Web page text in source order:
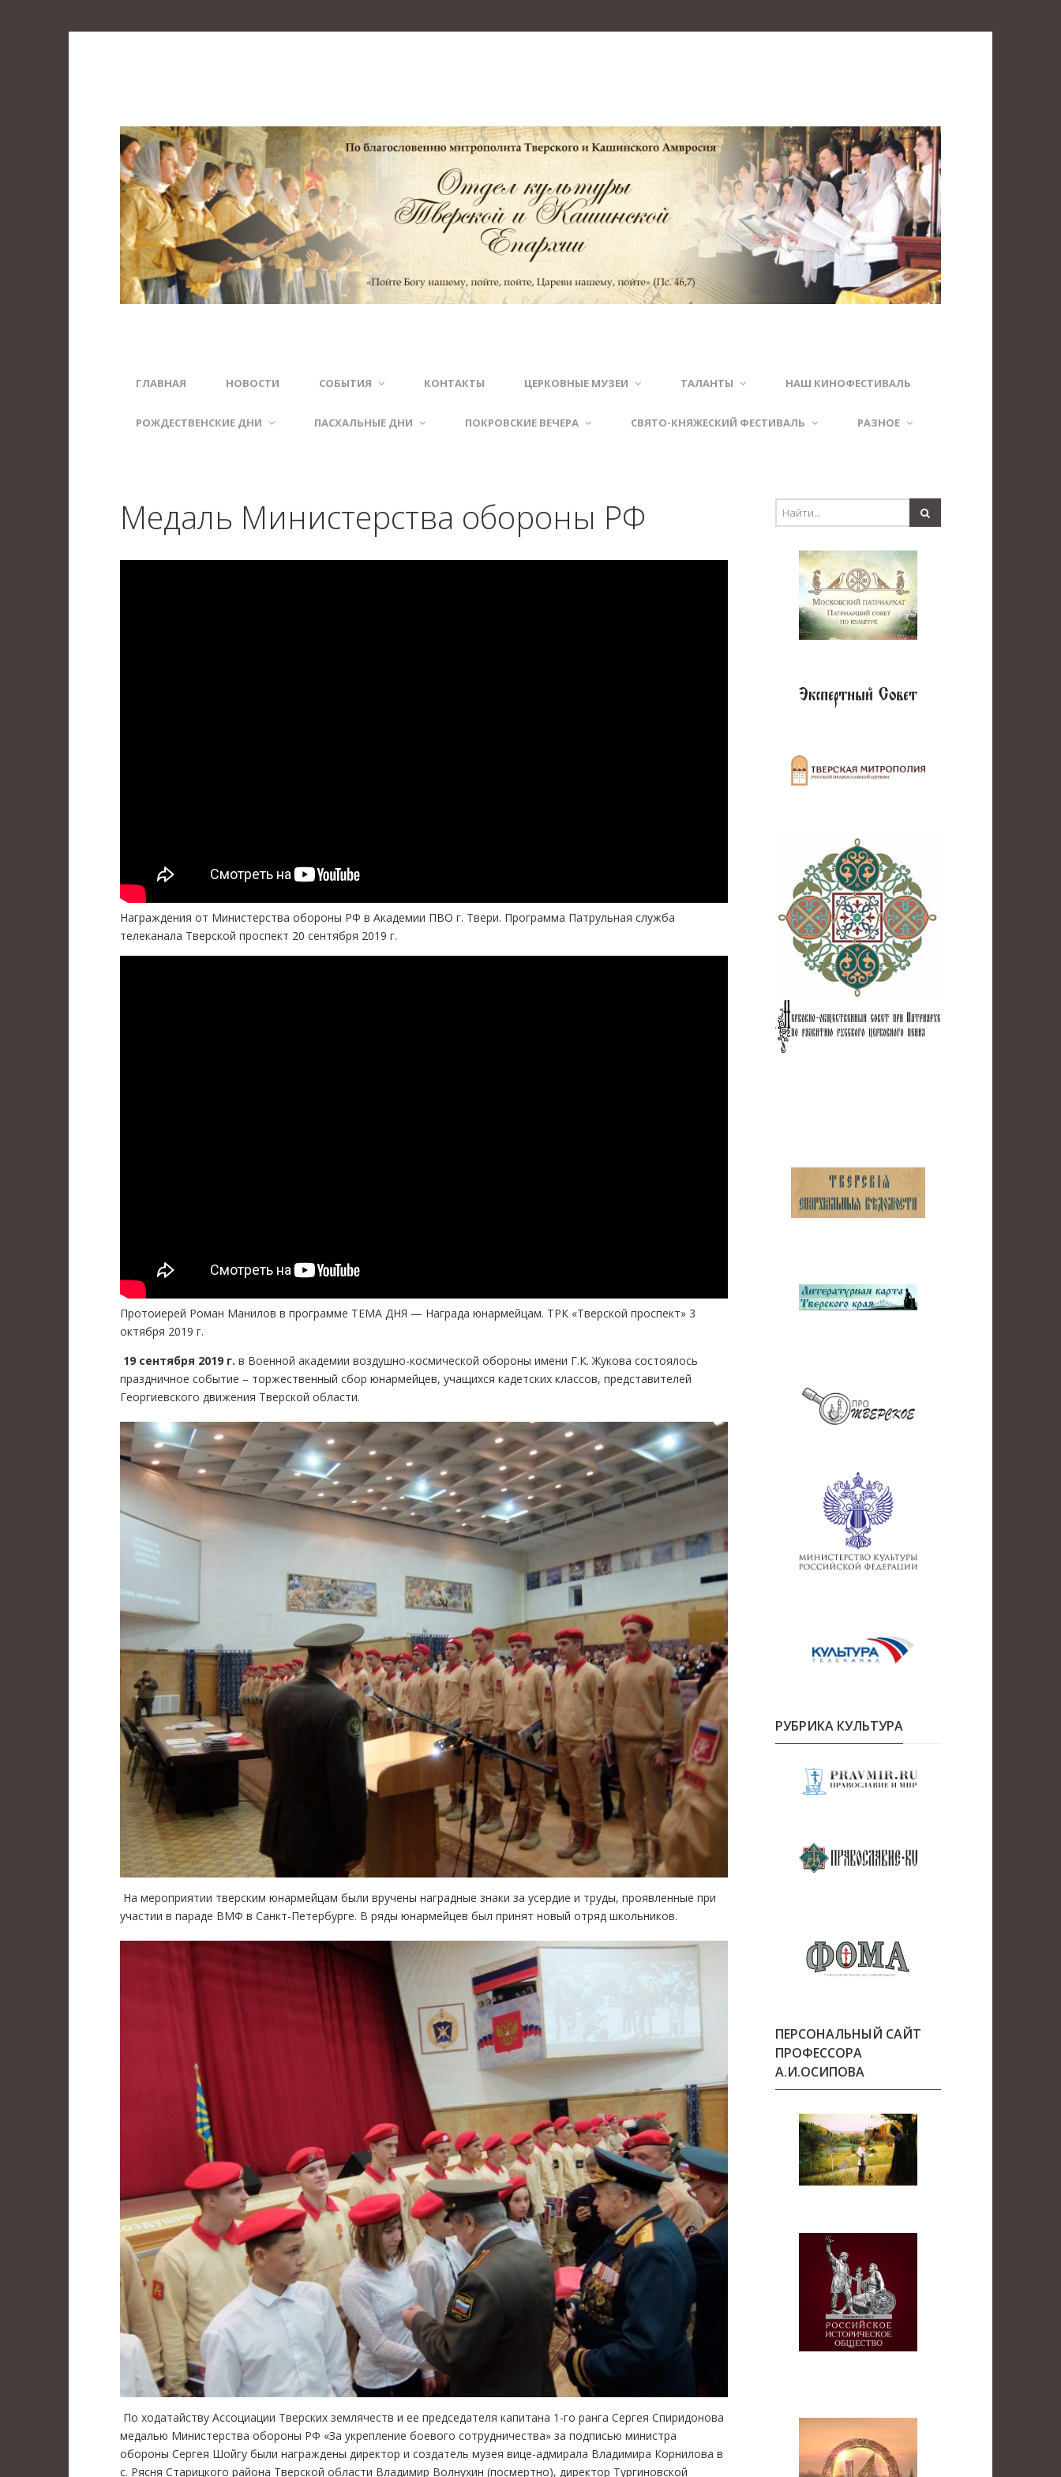
ГЛАВНАЯ НОВОСТИ СОБЫТИЯ КОНТАКТЫ ЦЕРКОВНЫЕ МУЗЕИ ТАЛАНТЫ НАШ КИНОФЕСТИВАЛЬ
РОЖДЕСТВЕНСКИЕ ДНИ ПАСХАЛЬНЫЕ ДНИ ПОКРОВСКИЕ ВЕЧЕРА СВЯТО-КНЯЖЕСКИЙ ФЕСТИВАЛЬ РАЗНОЕ
Медаль Министерства обороны РФ
Награждения от Министерства обороны РФ в Академии ПВО г. Твери. Программа Патрульная служба
телеканала Тверской проспект 20 сентября 2019 г.
Протоиерей Роман Манилов в программе ТЕМА ДНЯ — Награда юнармейцам. ТРК «Тверской проспект» 3
октября 2019 г.
19 сентября 2019 г. в Военной академии воздушно-космической обороны имени Г.К. Жукова состоялось
праздничное событие – торжественный сбор юнармейцев, учащихся кадетских классов, представителей
Георгиевского движения Тверской области.
На мероприятии тверским юнармейцам были вручены наградные знаки за усердие и труды, проявленные при
участии в параде ВМФ в Санкт-Петербурге. В ряды юнармейцев был принят новый отряд школьников.
По ходатайству Ассоциации Тверских землячеств и ее председателя капитана 1-го ранга Сергея Спиридонова
медалью Министерства обороны РФ «За укрепление боевого сотрудничества» за подписью министра
обороны Сергея Шойгу были награждены директор и создатель музея вице-адмирала Владимира Корнилова в
с. Рясня Старицкого района Тверской области Владимир Волнухин (посмертно), директор Тургиновской
РУБРИКА КУЛЬТУРА
ПЕРСОНАЛЬНЫЙ САЙТ
ПРОФЕССОРА
А.И.ОСИПОВА